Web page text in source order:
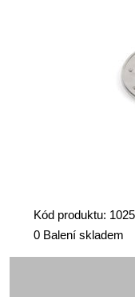
Kód produktu:
0 Balení skladem